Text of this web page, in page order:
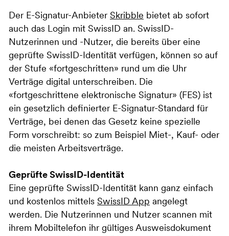
Der E-Signatur-Anbieter Skribble bietet ab sofort
auch das Login mit SwissID an. SwissID-
Nutzerinnen und -Nutzer, die bereits über eine
geprüfte SwissID-Identität verfügen, können so auf
der Stufe «fortgeschritten» rund um die Uhr
Verträge digital unterschreiben. Die
«fortgeschrittene elektronische Signatur» (FES) ist
ein gesetzlich definierter E-Signatur-Standard für
Verträge, bei denen das Gesetz keine spezielle
Form vorschreibt: so zum Beispiel Miet-, Kauf- oder
die meisten Arbeitsverträge.
Geprüfte SwissID-Identität
Eine geprüfte SwissID-Identität kann ganz einfach
und kostenlos mittels SwissID App angelegt
werden. Die Nutzerinnen und Nutzer scannen mit
ihrem Mobiltelefon ihr gültiges Ausweisdokument